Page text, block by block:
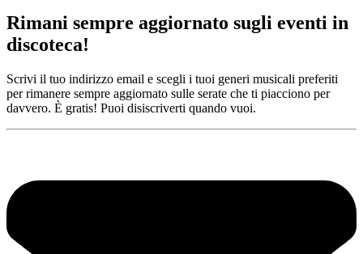
Rimani sempre aggiornato sugli eventi in
discoteca!
Scrivi il tuo indirizzo email e scegli i tuoi generi musicali preferiti
per rimanere sempre aggiornato sulle serate che ti piacciono per
davvero. È gratis! Puoi disiscriverti quando vuoi.